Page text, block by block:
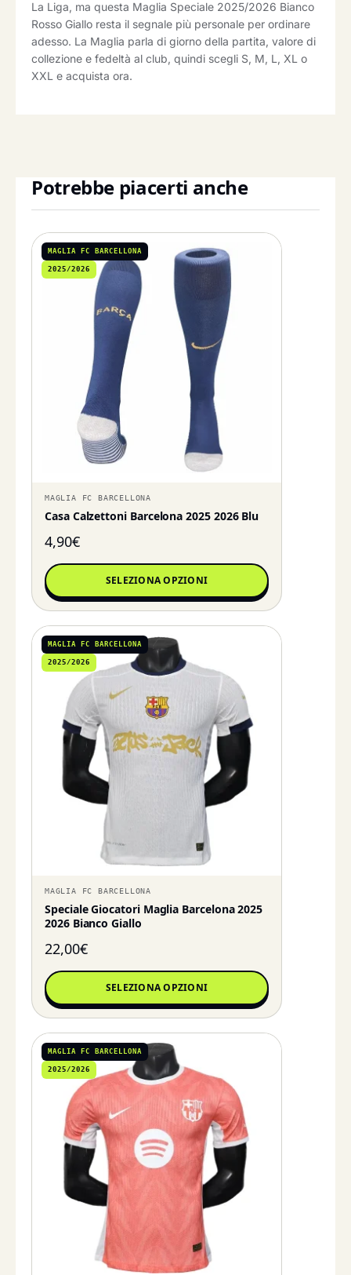
La Liga, ma questa Maglia Speciale 2025/2026 Bianco
Rosso Giallo resta il segnale più personale per ordinare
adesso. La Maglia parla di giorno della partita, valore di
collezione e fedeltà al club, quindi scegli S, M, L, XL o
XXL e acquista ora.
Potrebbe piacerti anche
MAGLIA FC BARCELLONA
2025/2026
MAGLIA FC BARCELLONA
Casa Calzettoni Barcelona 2025 2026 Blu
4,90€
SELEZIONA OPZIONI
MAGLIA FC BARCELLONA
2025/2026
MAGLIA FC BARCELLONA
Speciale Giocatori Maglia Barcelona 2025
2026 Bianco Giallo
22,00€
SELEZIONA OPZIONI
MAGLIA FC BARCELLONA
2025/2026